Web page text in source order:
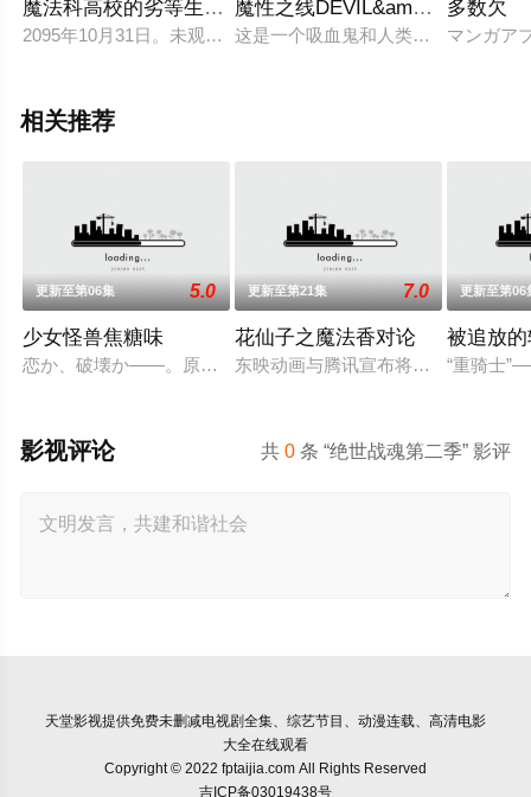
魔法科高校的劣等生 来访者篇
2095年10月31日。未观测的战略级魔法，将朝鲜半岛南端的军事
魔性之线DEVIL&amp;#39;SLINE
这是一个吸血鬼和人类共同生活的世
多数欠
マンガア
相关推荐
更新至第06集 5.0
少女怪兽焦糖味
恋か、破壊か――。原因不明の病に悩まされている女子高生・
更新至第21集 7.0
花仙子之魔法香对论
东映动画与腾讯宣布将联手打造『花
更新至第06
被追放
“重骑士
共0 条 “绝世战魂第二季” 影评
影视评论
天堂影视提供免费未删减电视剧全集、综艺节目、动漫连载、高清电影
大全在线观看
Copyright © 2022 fptaijia.com All Rights Reserved
吉ICP备03019438号